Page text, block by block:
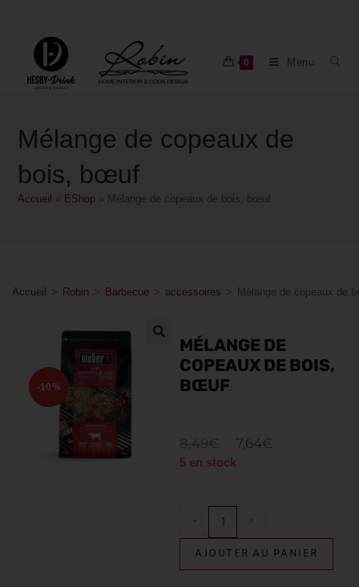
0 Menu
Mélange de copeaux de
bois, bœuf
Accueil EShop Mélange de copeaux de bois, bœuf
Accueil > Robin > Barbecue > accessoires > Mélange de copeaux de
-10%
MÉLANGE DE
COPEAUX DE BOIS,
BŒUF
7,64€
5 en stock
- +
AJOUTER AU PANIER